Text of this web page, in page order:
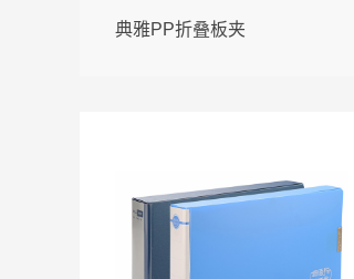
典雅PP折叠板夹